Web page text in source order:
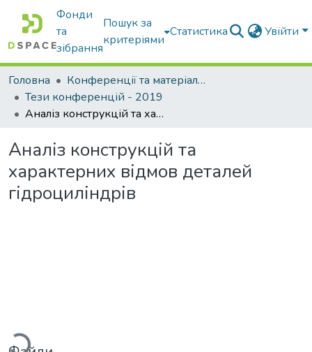
Фонди
та
зібрання
Пошук за
критеріями
Статистика Увійти
Головна
Конференції та матеріали конференцій
Тези конференцій - 2019
Аналіз конструкцій та характерних відмов деталей гідроциліндрів
Аналіз конструкцій та
характерних відмов деталей
гідроциліндрів